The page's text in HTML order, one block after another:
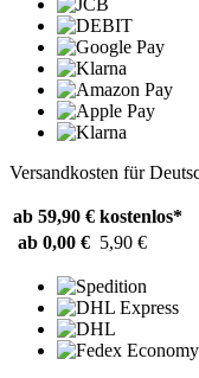
Versandkosten für
ab 59,90 € kostenlos*
ab 0,00 € 5,90 €